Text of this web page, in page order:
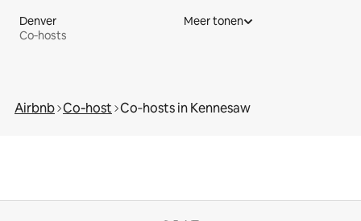
Denver
Co‑hosts
Meer tonen
Airbnb Co‑host Co‑hosts in Kennesaw